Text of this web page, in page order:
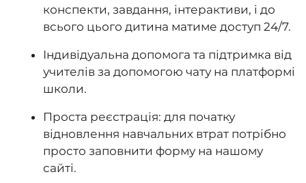
конспекти, завдання, інтерактиви, і до
всього цього дитина матиме доступ 24/7.
Індивідуальна допомога та підтримка від
учителів за допомогою чату на платформі
школи.
Проста реєстрація: для початку
відновлення навчальних втрат потрібно
просто заповнити форму на нашому
сайті.